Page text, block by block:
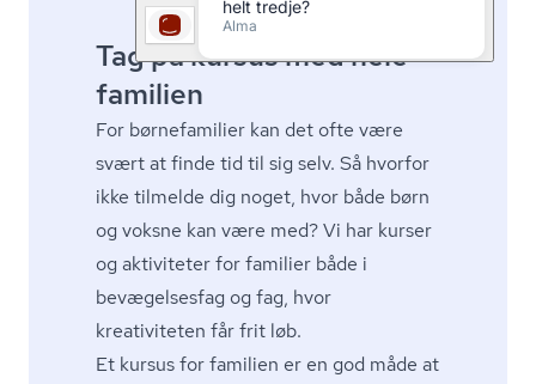
Tag på kursus med hele
familien
For børnefamilier kan det ofte være
svært at finde tid til sig selv. Så hvorfor
ikke tilmelde dig noget, hvor både børn
og voksne kan være med? Vi har kurser
og aktiviteter for familier både i
bevægelsesfag og fag, hvor
kreativiteten får frit løb.
Et kursus for familien er en god måde at